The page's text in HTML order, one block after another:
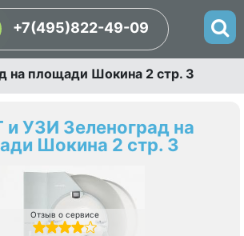
+7(495)822-49-09
на площади Шокина 2 стр. 3
УЗИ Зеленоград на
Шокина 2 стр. 3
Отзыв о сервисе